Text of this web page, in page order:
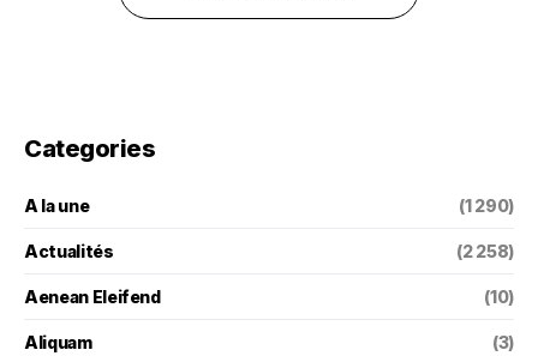
Categories
A la une (1 290)
Actualités (2 258)
Aenean Eleifend (10)
Aliquam (3)